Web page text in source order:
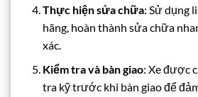
Thực hiện sửa chữa: Sử dụng
hãng, hoàn thành sửa chữa
xác.
Kiểm tra và bàn giao: Xe được
tra kỹ trước khi bàn giao để